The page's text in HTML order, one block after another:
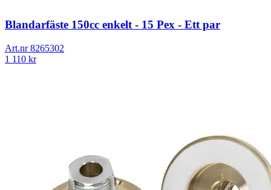
Blandarfäste 150cc enkelt - 15 Pex - Ett par
Art.nr8265302
1 110 kr